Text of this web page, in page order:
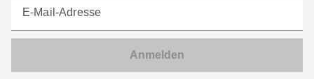
E-Mail-Adresse